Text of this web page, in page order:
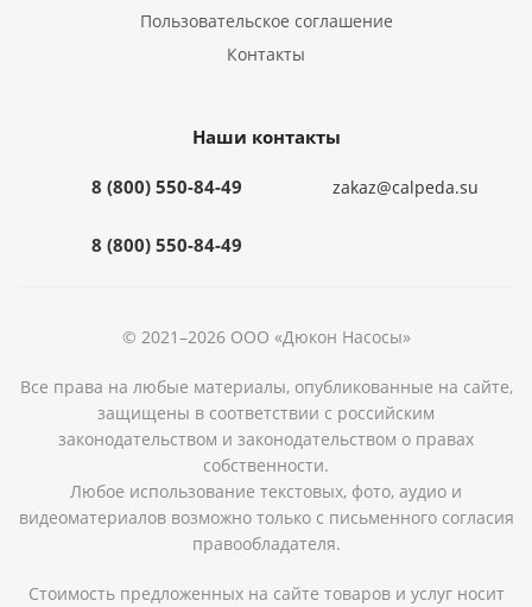
Пользовательское соглашение
Контакты
Наши контакты
8 (800) 550-84-49
8 (800) 550-84-49
zakaz@calpeda.su
© 2021–2026 ООО «Дюкон Насосы»
Все права на любые материалы, опубликованные на сайте,
защищены в соответствии с российским
законодательством и законодательством о правах
собственности.
Любое использование текстовых, фото, аудио и
видеоматериалов возможно только с письменного согласия
правообладателя.
Стоимость предложенных на сайте товаров и услуг носит